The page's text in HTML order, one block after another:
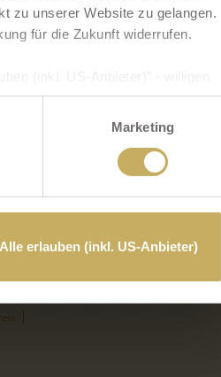
zu unserer Website zu gelangen.
für die Zukunft widerrufen.
Ihre Daten verarbeiten. In
und Überwachungszwecken
bzw. in diesem
Marketing
Alle erlauben (inkl. US-Anbieter)